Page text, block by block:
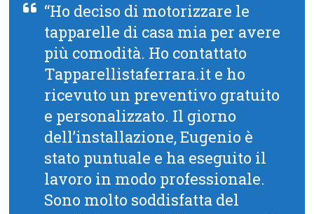
“Ho deciso di motorizzare le
tapparelle di casa mia per avere
più comodità. Ho contattato
Tapparellistaferrara.it e ho
ricevuto un preventivo gratuito
e personalizzato. Il giorno
dell’installazione, Eugenio è
stato puntuale e ha eseguito il
lavoro in modo professionale.
Sono molto soddisfatta del